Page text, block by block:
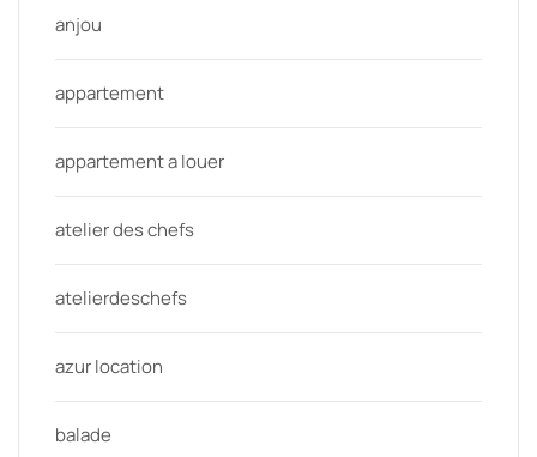
anjou
appartement
appartement a louer
atelier des chefs
atelierdeschefs
azur location
balade